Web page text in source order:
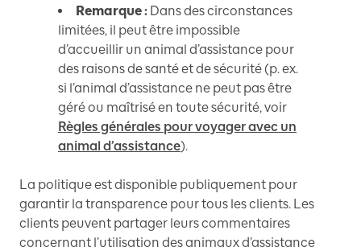
Remarque : Dans des circonstances
limitées, il peut être impossible
d’accueillir un animal d’assistance pour
des raisons de santé et de sécurité (p. ex.
si l’animal d’assistance ne peut pas être
géré ou maîtrisé en toute sécurité, voir
Règles générales pour voyager avec un
animal d’assistance).
La politique est disponible publiquement pour
garantir la transparence pour tous les clients. Les
clients peuvent partager leurs commentaires
concernant l’utilisation des animaux d’assistance